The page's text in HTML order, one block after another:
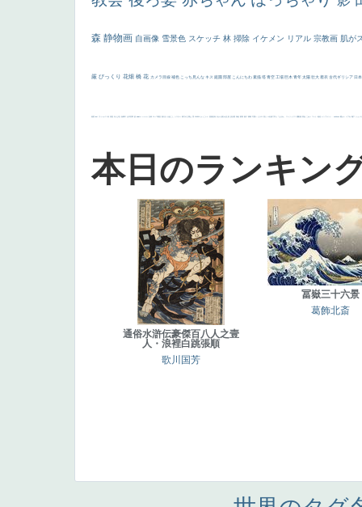
森 静物画 自画像 雪景色 スケッチ 林 掃除 イケメン リアル 宗教画 肌が
厳 びっくり 花畑 橋 花 カメラ目線 補色 こっち見んな キス 庭園 部屋 こんにちわ 素描 塔 青空 工場 巨木 青年 太陽 壮大 着衣 古代ギリシア 日
画質 last ヴィーナス 剣 白人少女 食事中 山本芳翠 麦 alciato ハーレム 女神 ローマ教皇 奥行き 火起こし シスター 東方の三博士 114514 かっこいい 受胎告知 天から覗き込む顔 設計図 挿絵 群衆 親子 裸婦 可愛い ピサロ ＃名画で学ぶ「たるみ」 ニーソックス 躍動感 黄色 こわい コート 畦道 レンブラント・ sekkusu 暖かい バブみ 靴下 ショッ
本日のランキン
通俗水滸伝豪傑百八人之壹
人・浪裡白跳張順
歌川国芳
冨嶽三十六景
葛飾北斎